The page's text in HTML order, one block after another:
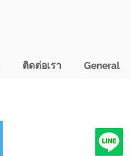
ติดต่อเรา General